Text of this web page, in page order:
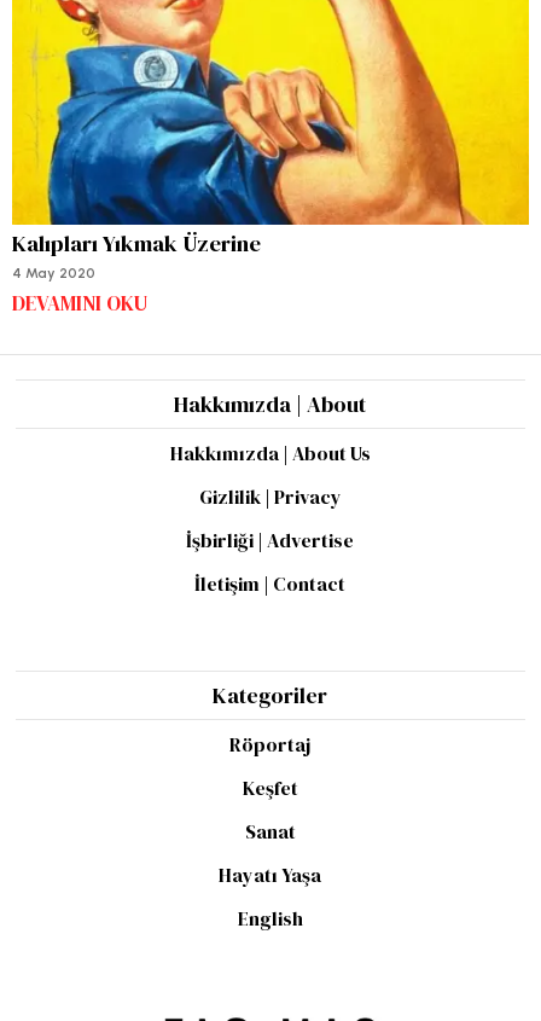
Kalıpları Yıkmak Üzerine
4 May 2020
DEVAMINI OKU
Hakkımızda | About
Hakkımızda | About Us
Gizlilik | Privacy
İşbirliği | Advertise
İletişim | Contact
Kategoriler
Röportaj
Keşfet
Sanat
Hayatı Yaşa
English